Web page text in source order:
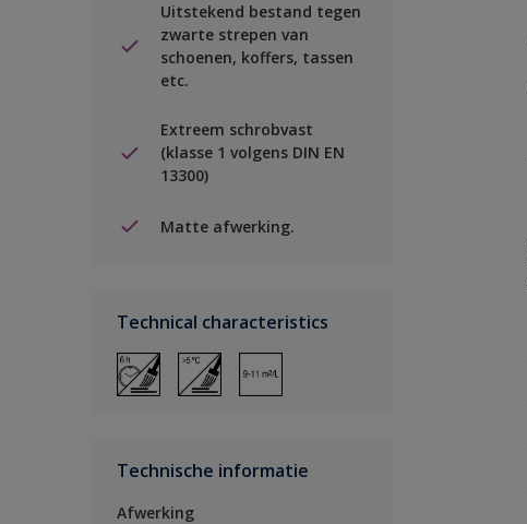
Uitstekend bestand tegen
zwarte strepen van
schoenen, koffers, tassen
etc.
Extreem schrobvast
(klasse 1 volgens DIN EN
13300)
Matte afwerking.
Technical characteristics
Technische informatie
Afwerking